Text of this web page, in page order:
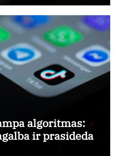
algoritmas:
ir prasideda